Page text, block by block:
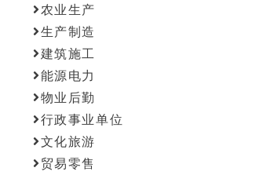
农业生产
生产制造
建筑施工
能源电力
物业后勤
行政事业单位
文化旅游
贸易零售